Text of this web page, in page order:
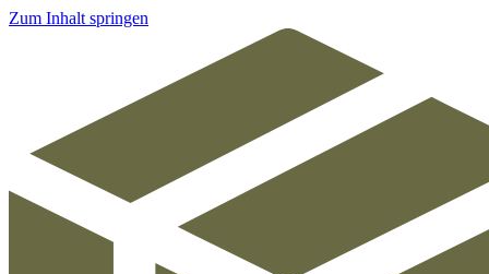
Zum Inhalt springen